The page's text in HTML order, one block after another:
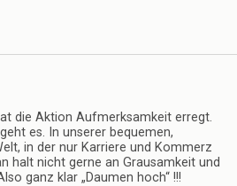
die Aktion Aufmerksamkeit erregt.
es. In unserer bequemen,
in der nur Karriere und Kommerz
halt nicht gerne an Grausamkeit und
ganz klar „Daumen hoch“ !!!